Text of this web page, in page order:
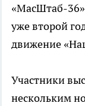
«МасШтаб-
уже второй
движение
Участники
нескольким